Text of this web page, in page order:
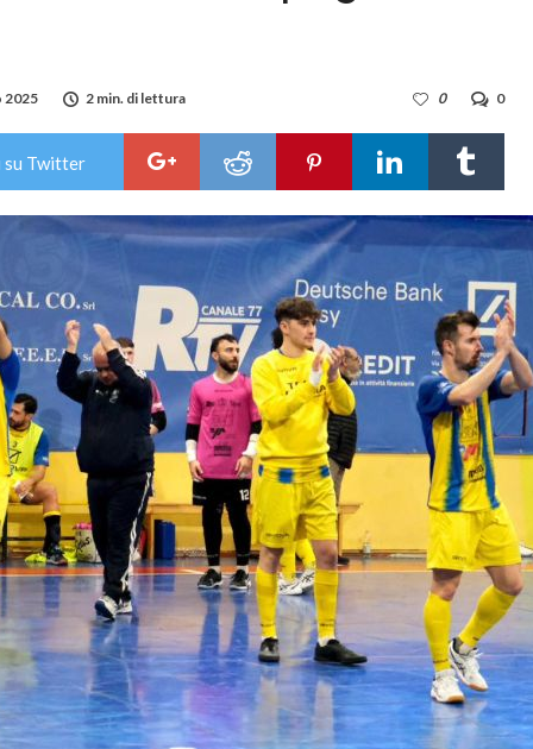
2025 2 min. di lettura 0
0
su Twitter